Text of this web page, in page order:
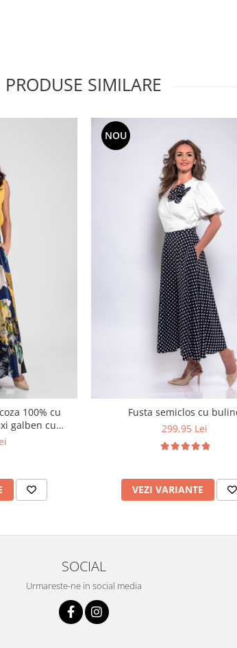
PRODUSE SIMILARE
100% cu
NOU
Fusta semiclos cu
299,95 Lei
VEZI VARIANTE
SOCIAL
Urmareste-ne in social media